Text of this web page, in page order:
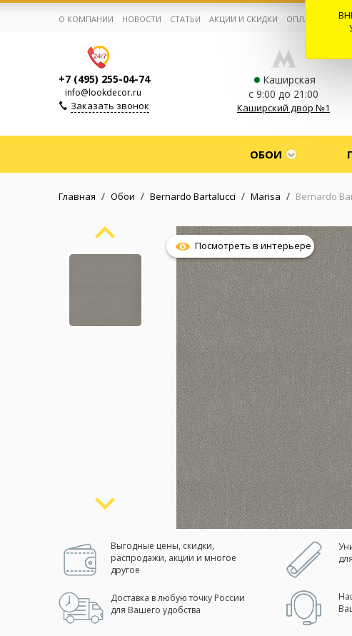
Корзина:0
Избранное:0 товаров
Каталог
Личный кабинет
(сменить город)
Заказать обратный звонок
О КОМПАНИИ НОВОСТИ СТАТЬИ АКЦИИ И СКИДКИ ОПЛАТА И
+7 (495) 255-04-74
info@lookdecor.ru
Заказать звонок
Каширская
с 9:00 до 21:00
Каширский двор №1
ОБОИ
Главная / Обои / Bernardo Bartalucci / Marisa / Bernardo
Посмотреть в интерьере
Выгодные цены, скидки,
распродажи, акции и многое
другое
Доставка в любую точку России
для Вашего удобства